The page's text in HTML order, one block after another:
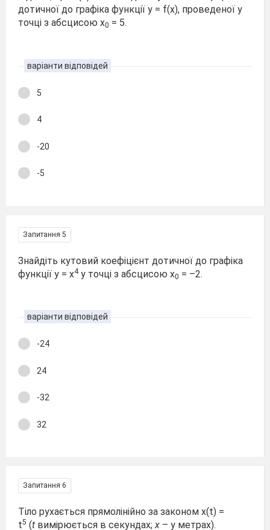
дотичної до графіка функції y = f(x), проведеної у
точці з абсцисою x0 = 5.
варіанти відповідей
5
4
-20
-5
Запитання 5
Знайдіть кутовий коефіцієнт дотичної до графіка
функції y = x4у точці з абсцисою x0 = –2.
варіанти відповідей
-24
24
-32
32
Запитання 6
Тіло рухається прямолінійно за законом x(t) =
t5 (t вимірюється в секундах;x – у метрах).